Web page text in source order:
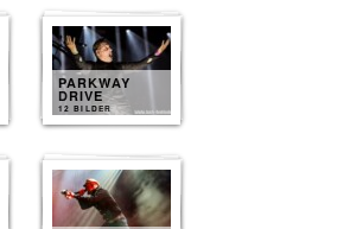
PARKWAY
DRIVE
12 BILDER